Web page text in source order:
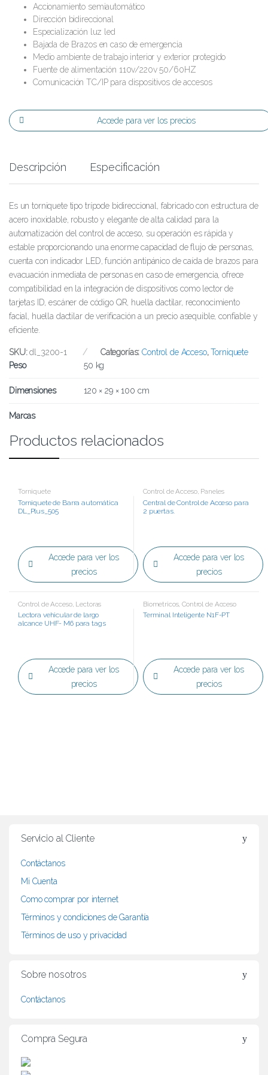
Accionamiento semiautomático
Dirección bidireccional
Especialización luz led
Bajada de Brazos en caso de emergencia
Medio ambiente de trabajo interior y exterior protegido
Fuente de alimentación 110v/220v 50/60HZ
Comunicación TC/IP para dispositivos de accesos
Accede para ver los precios
Descripción Especificación
Es un torniquete tipo trípode bidireccional, fabricado con estructura de
acero inoxidable, robusto y elegante de alta calidad para la
automatización del control de acceso, su operación es rápida y
estable proporcionando una enorme capacidad de flujo de personas,
cuenta con indicador LED, función antipánico de caída de brazos para
evacuación inmediata de personas en caso de emergencia, ofrece
compatibilidad en la integración de dispositivos como lector de
tarjetas ID, escáner de código QR, huella dactilar, reconocimiento
facial, huella dactilar de verificación a un precio asequible, confiable y
eficiente.
SKU:dl_3200-1 Categorías:Control de Acceso,Torniquete
Peso
50 kg
Dimensiones 120 × 29 × 100 cm
Marcas
Productos relacionados
Torniquete
Torniquete de Barra automática
DL_Plus_505
Accede para ver los
precios
Control de Acceso, Paneles
Central de Control de Acceso para
2 puertas.
Accede para ver los
precios
Control de Acceso, Lectoras
Lectora vehicular de largo
alcance UHF- M6 para tags
Accede para ver los
precios
Biometricos,Control de Acceso
Terminal Inteligente N1F-PT
Accede para ver los
precios
Servicio al Cliente
Contáctanos
Mi Cuenta
Como comprar por internet
Términos y condiciones de Garantía
Términos de uso y privacidad
Sobre nosotros
Contáctanos
Compra Segura